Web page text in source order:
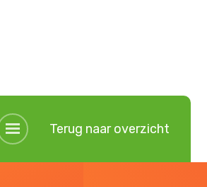
Terug naar overzicht